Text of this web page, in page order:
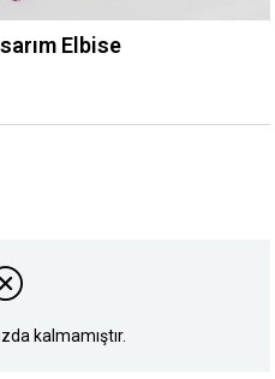
Elbise
kalmamıştır.